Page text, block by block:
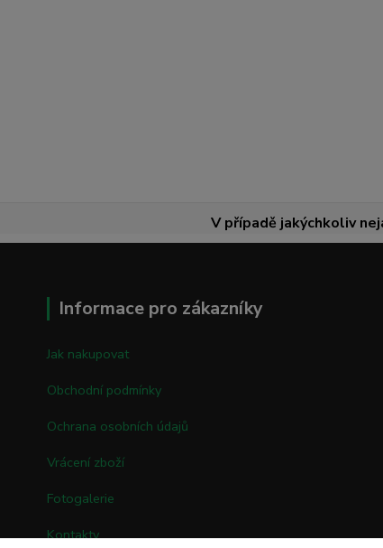
V případě jakýchkoliv
Informace pro zákazníky
Jak nakupovat
Obchodní podmínky
Ochrana osobních údajů
Vrácení zboží
Fotogalerie
Kontakty